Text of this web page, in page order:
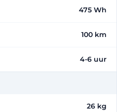
475 Wh
100 km
4-6 uur
26 kg